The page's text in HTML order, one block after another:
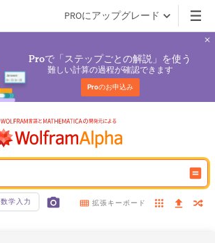
PROにアップグレード
Proで「ステップごとの解説」を使う
難しい計算の過程が確認できます
Proのお申込み
数学入力 拡張キーボード